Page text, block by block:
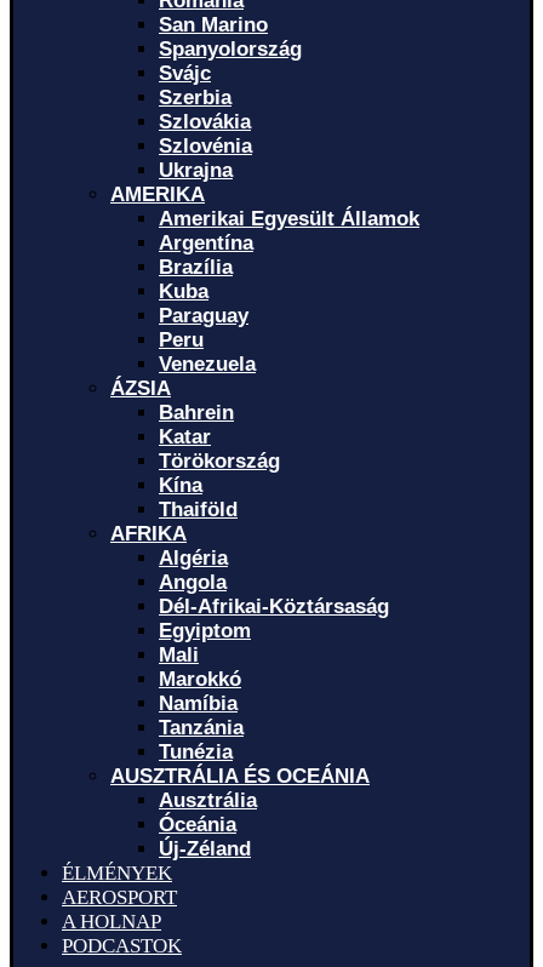
San Marino
Spanyolország
Svájc
Szerbia
Szlovákia
Szlovénia
Ukrajna
AMERIKA
Amerikai Egyesült Államok
Argentína
Brazília
Kuba
Paraguay
Peru
Venezuela
ÁZSIA
Bahrein
Katar
Törökország
Kína
Thaiföld
AFRIKA
Algéria
Angola
Dél-Afrikai-Köztársaság
Egyiptom
Mali
Marokkó
Namíbia
Tanzánia
Tunézia
AUSZTRÁLIA ÉS OCEÁNIA
Ausztrália
Óceánia
Új-Zéland
ÉLMÉNYEK
AEROSPORT
A HOLNAP
PODCASTOK